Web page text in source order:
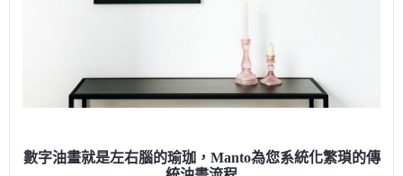
數字油畫就是左右腦的瑜珈，Manto為您系統化繁瑣的傳